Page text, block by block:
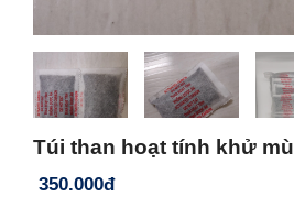
Túi than hoạt tính khử
350.000đ